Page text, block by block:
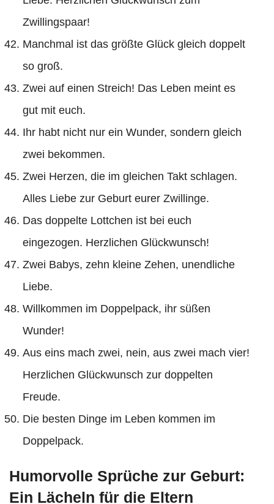
Zwillingspaar!
Manchmal ist das größte Glück gleich doppelt
so groß.
Zwei auf einen Streich! Das Leben meint es
gut mit euch.
Ihr habt nicht nur ein Wunder, sondern gleich
zwei bekommen.
Zwei Herzen, die im gleichen Takt schlagen.
Alles Liebe zur Geburt eurer Zwillinge.
Das doppelte Lottchen ist bei euch
eingezogen. Herzlichen Glückwunsch!
Zwei Babys, zehn kleine Zehen, unendliche
Liebe.
Willkommen im Doppelpack, ihr süßen
Wunder!
Aus eins mach zwei, nein, aus zwei mach vier!
Herzlichen Glückwunsch zur doppelten
Freude.
Die besten Dinge im Leben kommen im
Doppelpack.
Humorvolle Sprüche zur Geburt:
Ein Lächeln für die Eltern